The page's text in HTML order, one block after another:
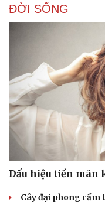
ĐỜI SỐNG
Dấu hiệu tiền mãn
Cây đại phong cầm